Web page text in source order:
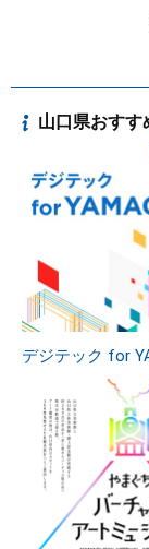
山口県おすす
デジテック for